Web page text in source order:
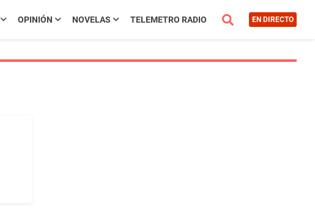
OPINIÓN NOVELAS TELEMETRO RADIO EN DIRECTO